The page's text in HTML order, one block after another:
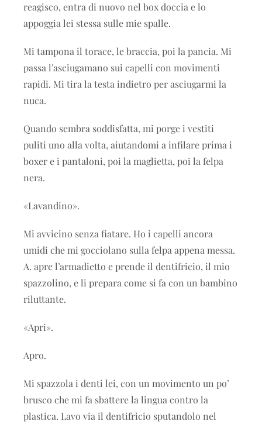
reagisco, entra di nuovo nel box doccia e lo
appoggia lei stessa sulle mie spalle.
Mi tampona il torace, le braccia, poi la pancia. Mi
passa l’asciugamano sui capelli con movimenti
rapidi. Mi tira la testa indietro per asciugarmi la
nuca.
Quando sembra soddisfatta, mi porge i vestiti
puliti uno alla volta, aiutandomi a infilare prima i
boxer e i pantaloni, poi la maglietta, poi la felpa
nera.
«Lavandino».
Mi avvicino senza fiatare. Ho i capelli ancora
umidi che mi gocciolano sulla felpa appena messa.
A. apre l’armadietto e prende il dentifricio, il mio
spazzolino, e li prepara come si fa con un bambino
riluttante.
«Apri».
Apro.
Mi spazzola i denti lei, con un movimento un po’
brusco che mi fa sbattere la lingua contro la
plastica. Lavo via il dentifricio sputandolo nel